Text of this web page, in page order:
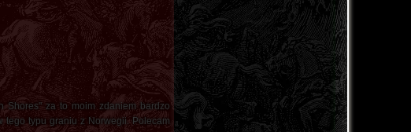
Shores" za to moim zdaniem bardzo
tego typu graniu z Norwegii. Polecam